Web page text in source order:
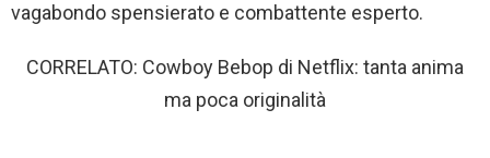
vagabondo spensierato e combattente esperto.
CORRELATO: Cowboy Bebop di Netflix: tanta anima
ma poca originalità